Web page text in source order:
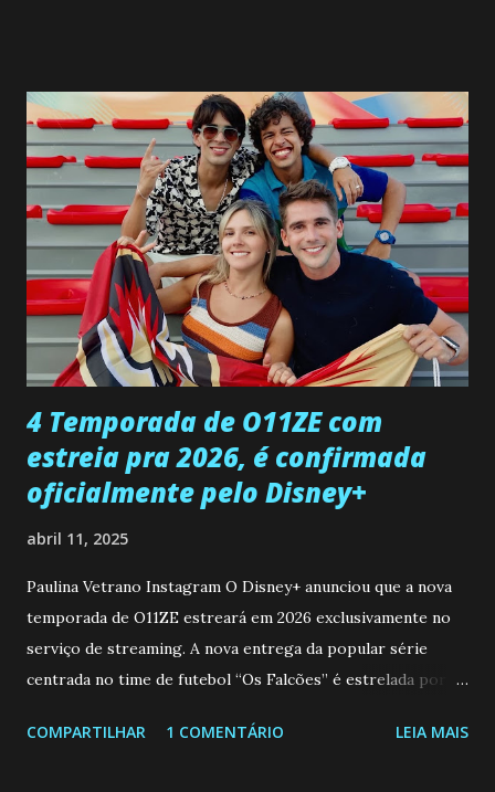
confessa a Gabriel que ele demonstrou ser o tipo de
pessoa que ela tanto desejou durante toda a vida. Camila
entra no quarto de Gabriel e imagina como seria o
encontro deles, quando conseguir seduzi-lo. Manuel avisa a
Paula sobre a suposta infidelidade de Gabriel com Joana.
Rogerio consegue se livrar de todas as suspeitas pelo
desaparecimento de Francisco, apontando que ele poderia
ter sido vítima da fúria de Gabriel. Artur informa a Gabriel
que a clínica inseminou por engano outra paciente, que está
...
4 Temporada de O11ZE com
estreia pra 2026, é confirmada
oficialmente pelo Disney+
abril 11, 2025
Paulina Vetrano Instagram O Disney+ anunciou que a nova
temporada de O11ZE estreará em 2026 exclusivamente no
serviço de streaming. A nova entrega da popular série
centrada no time de futebol “Os Falcões” é estrelada por
Brum (Dedé), que voltam a interpretar seus personagens
COMPARTILHAR 1 COMENTÁRIO LEIA MAIS